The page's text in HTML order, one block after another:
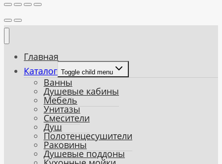
Главная
Каталог Toggle child menu
Ванны
Душевые кабины
Мебель
Унитазы
Смесители
Душ
Полотенцесушители
Раковины
Душевые поддоны